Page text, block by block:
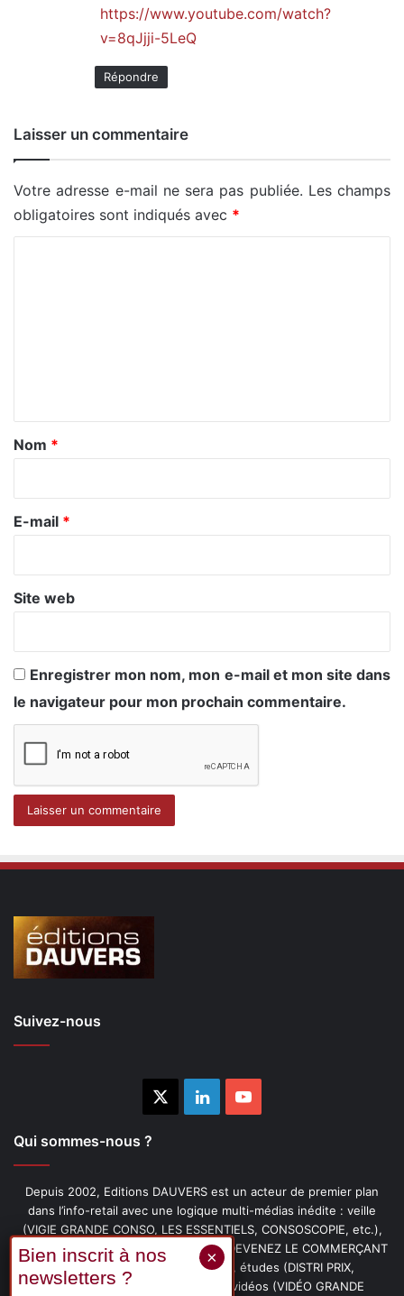
https://www.youtube.com/watch?
v=8qJjji-5LeQ
Répondre
Laisser un commentaire
Votre adresse e-mail ne sera pas publiée. Les champs
obligatoires sont indiqués avec *
a
r
e
Nom *
E-mail *
Site web
Enregistrer mon nom, mon e-mail et mon site dans
le navigateur pour mon prochain commentaire.
Suivez-nous
LinkedinYouTube
Qui sommes-nous ?
Depuis 2002, Editions DAUVERS est un acteur de premier plan
dans l’info-retail avec une logique multi-médias inédite : veille
(VIGIE GRANDE CONSO, LES ESSENTIELS, CONSOSCOPIE, etc.),
livres (PENSER-CLIENT, IMAGE-PRIX, DEVENEZ LE COMMERÇANT
PRÉFÉRÉ DE VOS CLIENTS, etc.), études (DISTRI PRIX,
PROMOFLASH, DRIVE INSIGHTS), vidéos (VIDÉO GRANDE